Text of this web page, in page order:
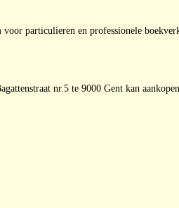
particulieren en professionele
nr.5 te 9000 Gent kan